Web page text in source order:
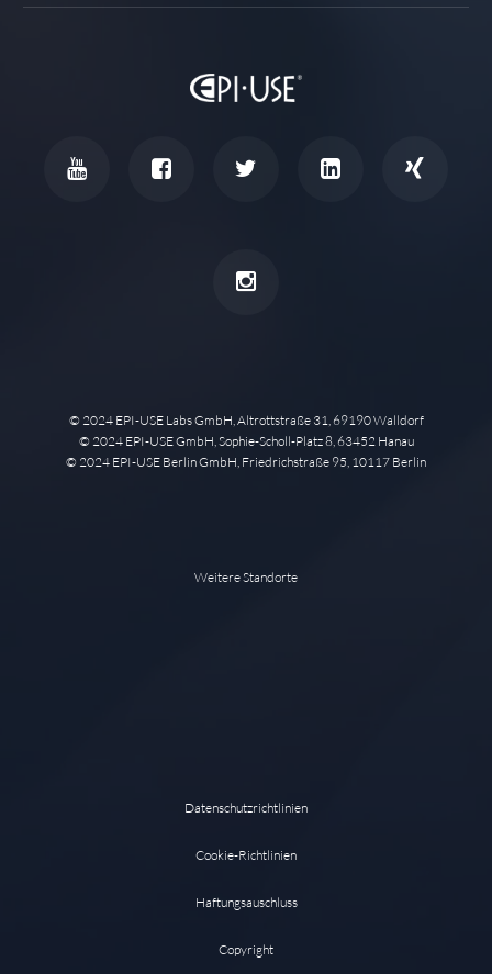
© 2024 EPI-USE Labs GmbH, Altrottstraße 31, 69190 Walldorf
© 2024 EPI-USE GmbH, Sophie-Scholl-Platz 8, 63452 Hanau
© 2024 EPI-USE Berlin GmbH, Friedrichstraße 95, 10117 Berlin
Weitere Standorte
Datenschutzrichtlinien
Cookie-Richtlinien
Haftungsauschluss
Copyright